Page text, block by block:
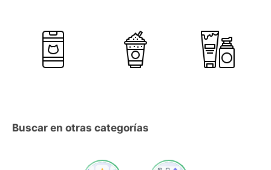
Buscar en otras categorías